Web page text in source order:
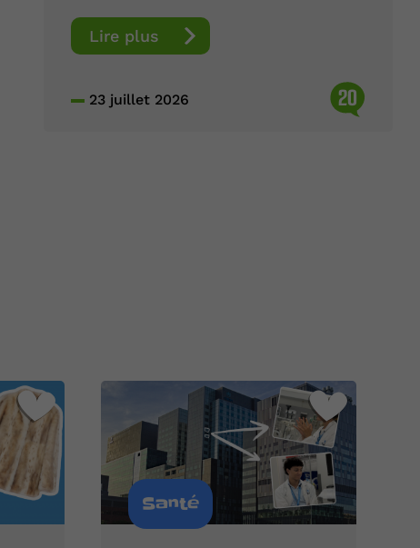
Lire plus
23 juillet 2026 20
Santé